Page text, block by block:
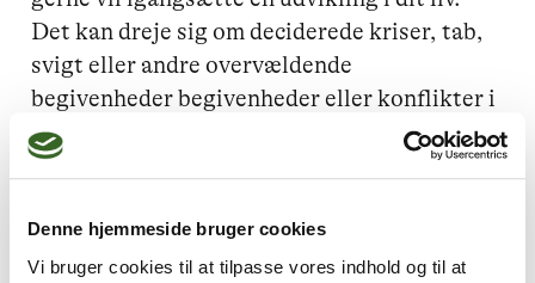
Denne hjemmeside bruger cookies
Vi bruger cookies til at tilpasse vores indhold og til at
Det kan dreje sig om deciderede kriser, tab,
svigt eller andre overvældende
begivenheder begivenheder eller konflikter i
dit liv, som du bliver nødt til at kigge på;
eller det kan være, du har symptomer, som
koncentrationsbesvær, angst eller
nedtrykthed, som du ønsker hjælp til og